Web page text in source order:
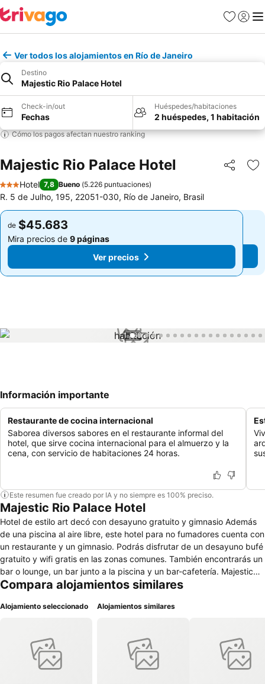
Favoritos
Iniciar
Ver todos los alojamientos en Río de Janeiro
Destino
Majestic Rio Palace Hotel
Check-in/out
Fechas
Huéspedes/habitaciones
2 huéspedes, 1 habitación
Cómo los pagos afectan nuestro ranking
Majestic Rio Palace Hotel Compartir
3 Estrellas
Hotel 7,8 Bueno (5.226 puntuaciones)
R. 5 de Julho, 195, 22051-030, Río de Janeiro, Brasil
de $45.683
Mira precios de 9 páginas
Ver precios
de $45.683
Mira precios de 9 páginas
Ver precios
1 / 66
Información importante
Restaurante de cocina internacional
Saborea diversos sabores en el restaurante informal del
hotel, que sirve cocina internacional para el almuerzo y la
cena, con servicio de habitaciones 24 horas.
Este resumen fue creado por IA y no siempre es 100% preciso.
Majestic Rio Palace Hotel
Hotel de estilo art decó con desayuno gratuito y gimnasio Además
de una piscina al aire libre, este hotel para no fumadores cuenta con
un restaurante y un gimnasio. Podrás disfrutar de un desayuno bufé
gratuito y wifi gratis en las zonas comunes. También encontrarás un
bar o lounge, un bar junto a la piscina y un bar-cafetería. Majestic
Rio Palace Hotel ofrece 100 alojamientos con minibar y caja fuerte.
baños están equipados con artículos de higiene personal gratuitos y
servicios de ocio y esparcimiento en este hotel incluyen una piscina
al aire libre, sauna y gimnasio.
Compara alojamientos similares
Alojamiento seleccionado Alojamientos similares